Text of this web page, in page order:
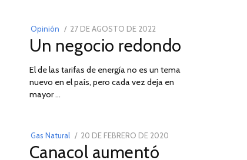
Opinión
POSTED
ON
27 DE AGOSTO DE 202230
DE
DE
2022
Un negocio redondo
El de las tarifas de energía no es un tema
nuevo en el país, pero cada vez deja en
mayor …
03
Gas Natural
POSTED
ON
20 DE FEBRERO DE 2020
Canacol aumentó